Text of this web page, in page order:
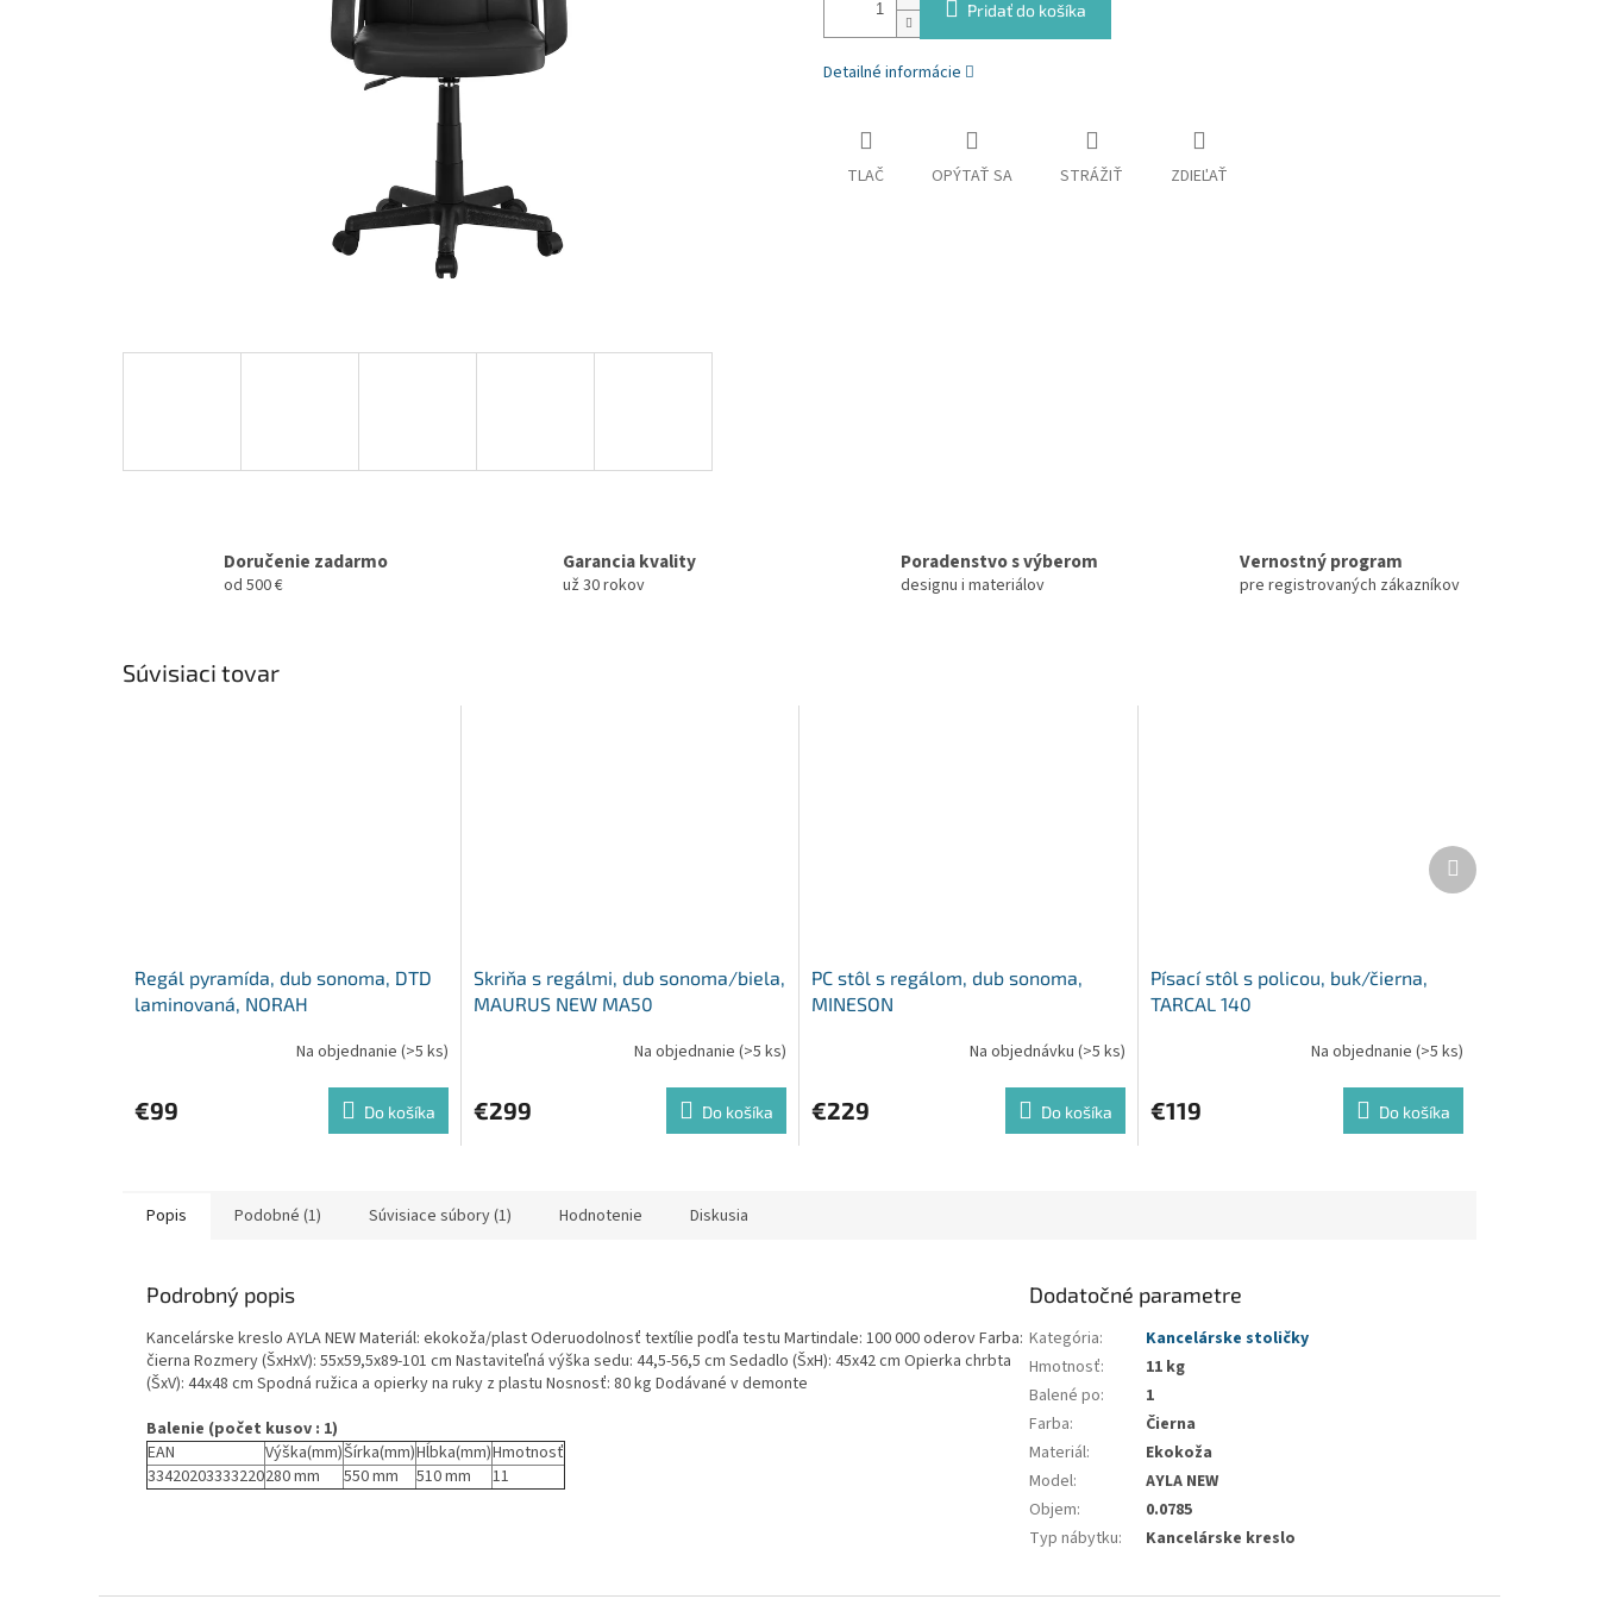
Pridať do košíka
Detailné informácie
TLAČ OPÝTAŤ SA STRÁŽIŤ ZDIEĽAŤ
Doručenie zadarmo
od 500 €
Garancia kvality
už 30 rokov
Poradenstvo s výberom
designu i materiálov
Vernostný program
pre registrovaných zákazníkov
Súvisiaci tovar
Regál pyramída, dub sonoma, DTD
laminovaná, NORAH
Na objednanie (>5 ks)
€99 Do košíka
Skriňa s regálmi, dub sonoma/biela,
MAURUS NEW MA50
Na objednanie (>5 ks)
€299 Do košíka
PC stôl s regálom, dub sonoma,
MINESON
Na objednávku (>5 ks)
€229 Do košíka
Písací stôl s policou, buk/čierna,
TARCAL 140
Na objednanie (>5 ks)
€119 Do košíka
Ďalší
produkt
Popis Podobné (1) Súvisiace súbory (1) Hodnotenie Diskusia
Podrobný popis
Kancelárske kreslo AYLA NEW Materiál: ekokoža/plast Oderuodolnosť textílie podľa testu Martindale: 100 000 oderov Farba:
čierna Rozmery (ŠxHxV): 55x59,5x89-101 cm Nastaviteľná výška sedu: 44,5-56,5 cm Sedadlo (ŠxH): 45x42 cm Opierka chrbta
(ŠxV): 44x48 cm Spodná ružica a opierky na ruky z plastu Nosnosť: 80 kg Dodávané v demonte
Balenie (počet kusov : 1)
EAN
Výška(mm)Šírka(mm)Hĺbka(mm)Hmotnosť
33420203333220280 mm 550 mm 510 mm 11
Dodatočné parametre
Kategória:
Kancelárske stoličky
Hmotnosť:
11 kg
Balené po:
1
Farba:
Čierna
Materiál:
Ekokoža
Model:
AYLA NEW
Objem:
0.0785
Typ nábytku: Kancelárske kreslo